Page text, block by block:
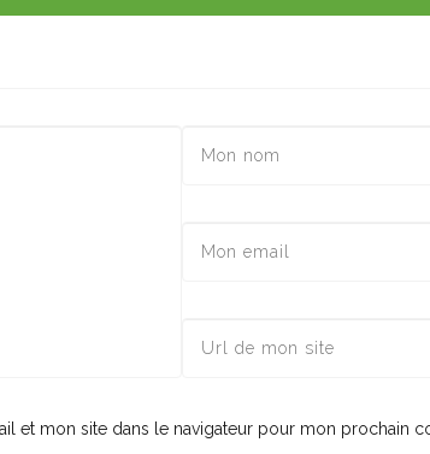
et mon site dans le navigateur pour mon prochain